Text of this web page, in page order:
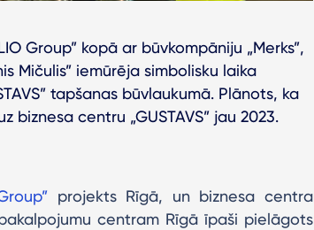
Group” kopā ar būvkompāniju „Merks”,
Mičulis” iemūrēja simbolisku laika
tapšanas būvlaukumā. Plānots, ka
biznesa centru „GUSTAVS” jau 2023.
projekts Rīgā, un biznesa centra
centram Rīgā īpaši pielāgots